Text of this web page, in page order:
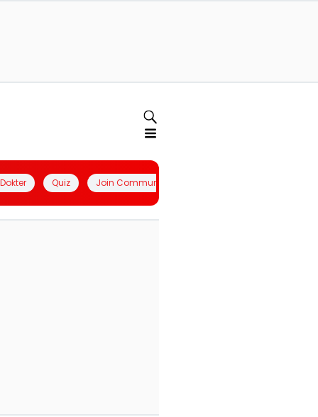
Quiz Join Community